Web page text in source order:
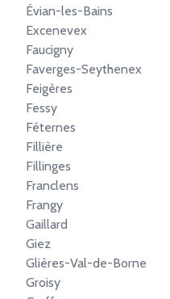
Évian-les-Bains
Excenevex
Faucigny
Faverges-Seythenex
Feigères
Fessy
Féternes
Fillière
Fillinges
Franclens
Frangy
Gaillard
Giez
Glières-Val-de-Borne
Groisy